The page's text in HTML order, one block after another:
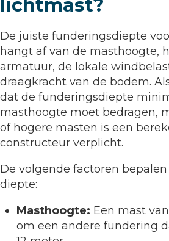
lichtmast?
De juiste funderingsdiepte
hangt af van de masthoogte,
armatuur, de lokale
draagkracht van de bodem.
dat de funderingsdiepte
masthoogte moet bedragen,
of hogere masten is een
constructeur verplicht.
De volgende factoren
diepte:
Masthoogte: Een mast
om een andere fundering